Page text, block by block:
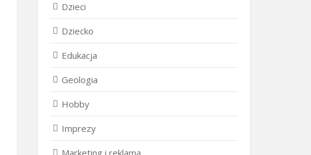
Dzieci
Dziecko
Edukacja
Geologia
Hobby
Imprezy